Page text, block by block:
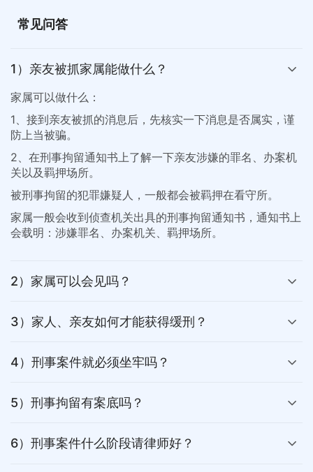
常见问答
1）亲友被抓家属能做什么？
家属可以做什么：
1、接到亲友被抓的消息后，先核实一下消息是否属实，谨
防上当被骗。
2、在刑事拘留通知书上了解一下亲友涉嫌的罪名、办案机
关以及羁押场所。
被刑事拘留的犯罪嫌疑人，一般都会被羁押在看守所。
家属一般会收到侦查机关出具的刑事拘留通知书，通知书上
会载明：涉嫌罪名、办案机关、羁押场所。
2）家属可以会见吗？
3）家人、亲友如何才能获得缓刑？
4）刑事案件就必须坐牢吗？
5）刑事拘留有案底吗？
6）刑事案件什么阶段请律师好？